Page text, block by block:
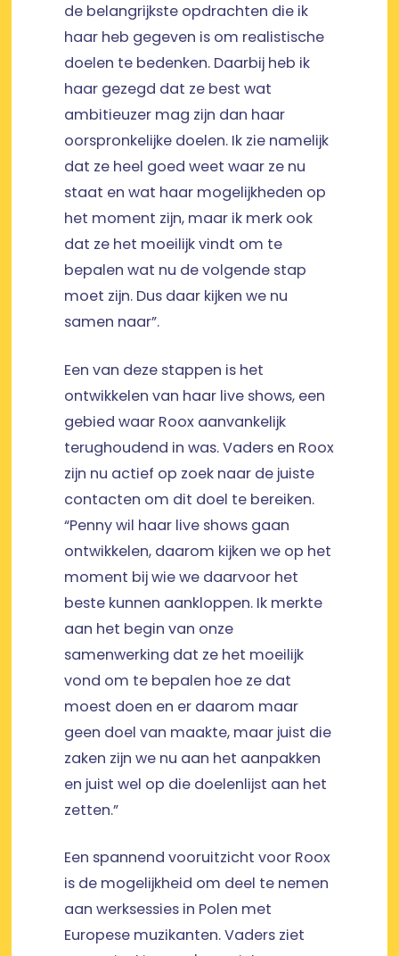
de belangrijkste opdrachten die ik
haar heb gegeven is om realistische
doelen te bedenken. Daarbij heb ik
haar gezegd dat ze best wat
ambitieuzer mag zijn dan haar
oorspronkelijke doelen. Ik zie namelijk
dat ze heel goed weet waar ze nu
staat en wat haar mogelijkheden op
het moment zijn, maar ik merk ook
dat ze het moeilijk vindt om te
bepalen wat nu de volgende stap
moet zijn. Dus daar kijken we nu
samen naar”.
Een van deze stappen is het
ontwikkelen van haar live shows, een
gebied waar Roox aanvankelijk
terughoudend in was. Vaders en Roox
zijn nu actief op zoek naar de juiste
contacten om dit doel te bereiken.
“Penny wil haar live shows gaan
ontwikkelen, daarom kijken we op het
moment bij wie we daarvoor het
beste kunnen aankloppen. Ik merkte
aan het begin van onze
samenwerking dat ze het moeilijk
vond om te bepalen hoe ze dat
moest doen en er daarom maar
geen doel van maakte, maar juist die
zaken zijn we nu aan het aanpakken
en juist wel op die doelenlijst aan het
zetten.”
Een spannend vooruitzicht voor Roox
is de mogelijkheid om deel te nemen
aan werksessies in Polen met
Europese muzikanten. Vaders ziet